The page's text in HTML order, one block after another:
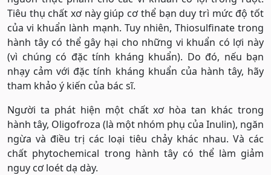
Tiêu thụ chất xơ này giúp cơ thể bạn duy trì mức độ tốt
của vi khuẩn lành mạnh. Tuy nhiên, Thiosulfinate trong
hành tây có thể gây hại cho những vi khuẩn có lợi này
(vì chúng có đặc tính kháng khuẩn). Do đó, nếu bạn
nhạy cảm với đặc tính kháng khuẩn của hành tây, hãy
tham khảo ý kiến của ​​bác sĩ.
Người ta phát hiện một chất xơ hòa tan khác trong
hành tây, Oligofroza (là một nhóm phụ của Inulin), ngăn
ngừa và điều trị các loại tiêu chảy khác nhau. Và các
chất phytochemical trong hành tây có thể làm giảm
nguy cơ loét dạ dày.